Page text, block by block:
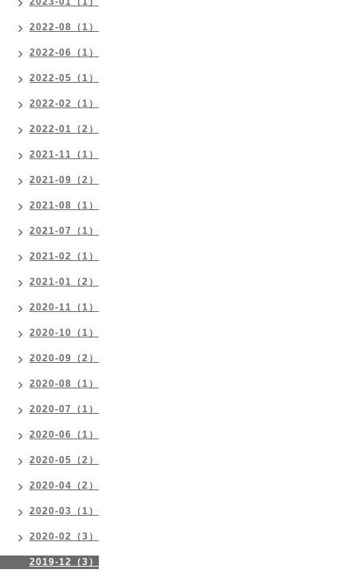
2022-08（1）
2022-06（1）
2022-05（1）
2022-02（1）
2022-01（2）
2021-11（1）
2021-09（2）
2021-08（1）
2021-07（1）
2021-02（1）
2021-01（2）
2020-11（1）
2020-10（1）
2020-09（2）
2020-08（1）
2020-07（1）
2020-06（1）
2020-05（2）
2020-04（2）
2020-03（1）
2020-02（3）
2019-12（3）